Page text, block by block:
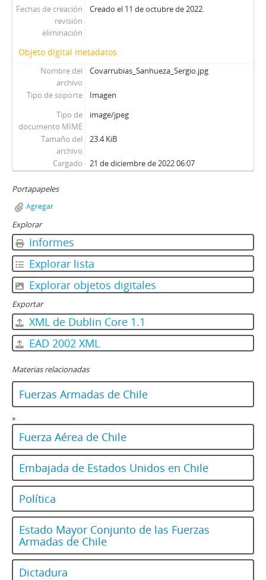
Fechas de creación
revisión
eliminación
Creado el 11 de octubre de 2022.
Objeto digital metadatos
Nombre del
archivo
Covarrubias_Sanhueza_Sergio.jpg
Tipo de soporte
Imagen
Tipo de
documento MIME
image/jpeg
Tamaño del
archivo
23.4 KiB
Cargado 21 de diciembre de 2022 06:07
Portapapeles
Agregar
Explorar
Informes
Explorar lista
Explorar objetos digitales
Exportar
XML de Dublin Core 1.1
EAD 2002 XML
Materias relacionadas
Fuerzas Armadas de Chile
»
Fuerza Aérea de Chile
Embajada de Estados Unidos en Chile
Política
Estado Mayor Conjunto de las Fuerzas
Armadas de Chile
Dictadura